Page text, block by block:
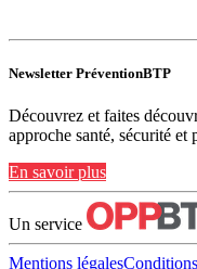
Newsletter PréventionBTP
Découvrez et faites
approche santé, sécurité et
En savoir plus
Un service
Mentions légales